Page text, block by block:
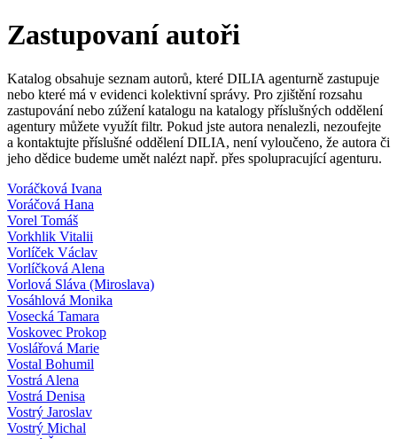
Zastupovaní autoři
Katalog obsahuje seznam autorů, které DILIA agenturně zastupuje
nebo které má v evidenci kolektivní správy. Pro zjištění rozsahu
zastupování nebo zúžení katalogu na katalogy příslušných oddělení
agentury můžete využít filtr. Pokud jste autora nenalezli, nezoufejte
a kontaktujte příslušné oddělení DILIA, není vyloučeno, že autora či
jeho dědice budeme umět nalézt např. přes spolupracující agenturu.
Voráčková Ivana
Voráčová Hana
Vorel Tomáš
Vorkhlik Vitalii
Vorlíček Václav
Vorlíčková Alena
Vorlová Sláva (Miroslava)
Vosáhlová Monika
Vosecká Tamara
Voskovec Prokop
Voslářová Marie
Vostal Bohumil
Vostrá Alena
Vostrá Denisa
Vostrý Jaroslav
Vostrý Michal